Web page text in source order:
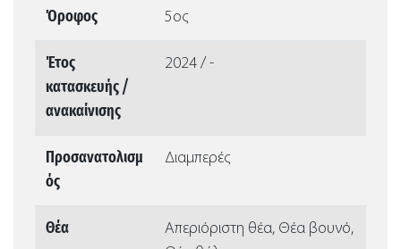
Όροφος 5ος
Έτος
κατασκευής /
ανακαίνισης
2024 / -
Προσανατολισμ
ός
Διαμπερές
Θέα
Απεριόριστη θέα, Θέα βουνό,